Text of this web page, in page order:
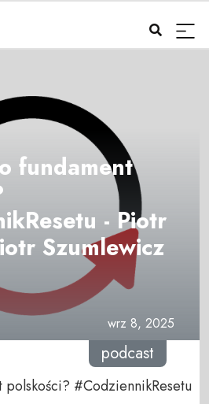
fundament
- Piotr
Szumlewicz
wrz 8, 2025
podcast
polskości? #CodziennikResetu